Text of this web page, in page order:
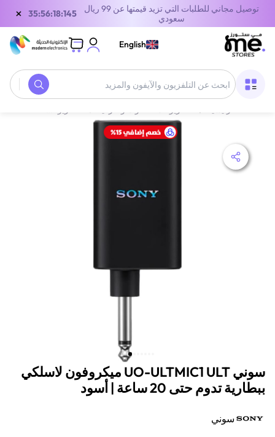
توصيل مجاني للطلبات التي تزيد قيمتها عن 99 ريال
سعودي
35:56:18:145
×
English
سوني UO-ULTMIC1 ULT ميكروفون لاسلكي
ببطارية تدوم حتى 20 ساعة | أسود
سوني